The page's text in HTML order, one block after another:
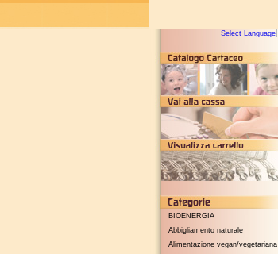
Select Language
BIOENERGIA
Abbigliamento naturale
Alimentazione vegan/vegetariana